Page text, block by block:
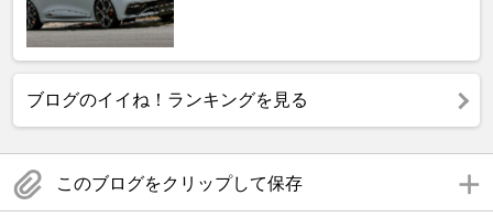
ブログのイイね！ランキングを見る
このブログをクリップして保存